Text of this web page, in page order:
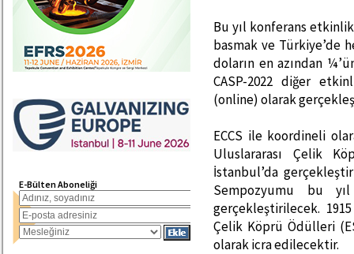
E-Bülten Aboneliği
Bu yıl konferans
basmak ve Türkiye’de
doların en azından
CASP-2022 diğer
(online) olarak
ECCS ile koordineli
Uluslararası Çelik
İstanbul’da
Sempozyumu bu
gerçekleştirilecek.
Çelik Köprü Ödülleri
olarak icra edilecektir.